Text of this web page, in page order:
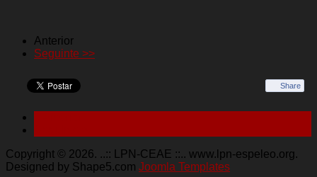
Anterior
Seguinte >>
Share
Copyright © 2026. ..:: LPN-CEAE ::.. www.lpn-espeleo.org.
Designed by Shape5.com Joomla Templates